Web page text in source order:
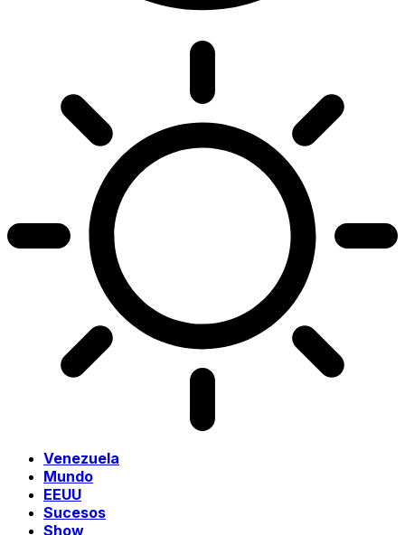
Venezuela
Mundo
EEUU
Sucesos
Show